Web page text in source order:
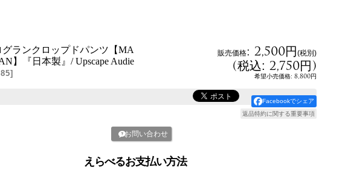
ランクロップドパンツ【MA
】『日本製』/ Upscape Audie
]
販売価格: 2,500円(税別)
(税込: 2,750円)
希望小売価格: 8,800円
Facebookでシェア
返品特約に関する重要事項
お問い合わせ
えらべるお支払い方法